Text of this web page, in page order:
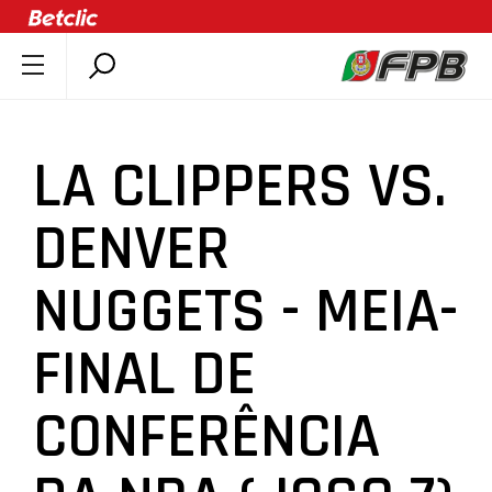
ÚLTIMAS
COMPETIÇÕES
ASSOCIAÇÕES
CLUBES
AGENTES
AGENDA
SELEÇÕES
MINIBASQUETE
LA CLIPPERS VS.
DENVER
NUGGETS - MEIA-
FINAL DE
CONFERÊNCIA